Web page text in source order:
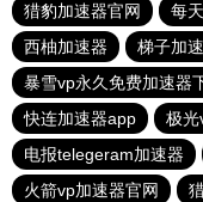
猎豹加速器官网
每
西柚加速器
梯子加
暴雪vp永久免费加速器
快连加速器app
极光
电报telegeram加速器
火箭vp加速器官网